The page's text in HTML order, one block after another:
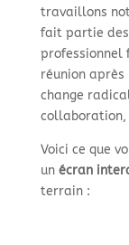
travaillons
fait partie des
professionnel
réunion après
change
collaboration,
Voici ce que
un écran
terrain :